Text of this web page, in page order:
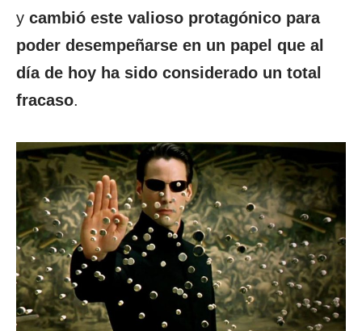
y cambió este valioso protagónico para
poder desempeñarse en un papel que al
día de hoy ha sido considerado un total
fracaso.